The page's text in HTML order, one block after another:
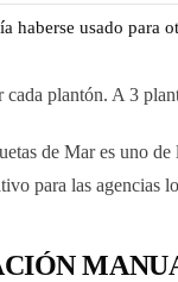
haberse usado para
plantón. A 3
de Mar es uno
para las agencias